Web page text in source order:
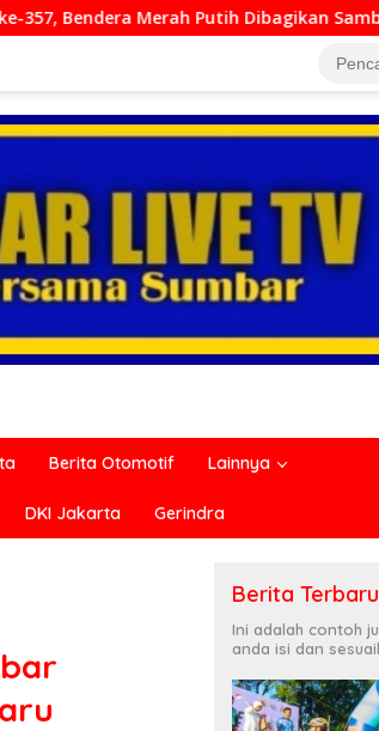
Dibagikan Sambut HUT ke-81 RI
Berita Otomotif Lainnya
DKI Jakarta Gerindra
Berita Terbaru
Ini adalah contoh
anda isi dan